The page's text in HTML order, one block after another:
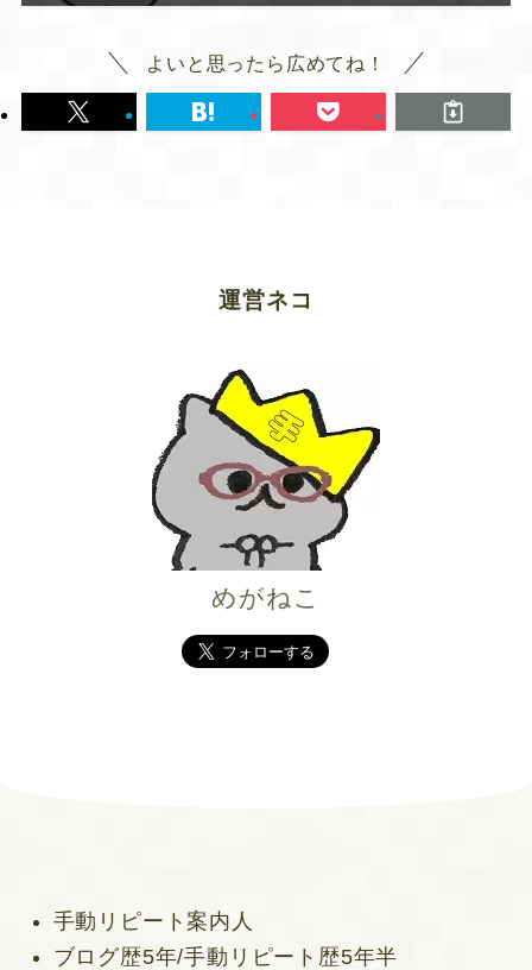
よいと思ったら広めてね！
運営ネコ
めがねこ
手動リピート案内人
ブログ歴5年/手動リピート歴5年半